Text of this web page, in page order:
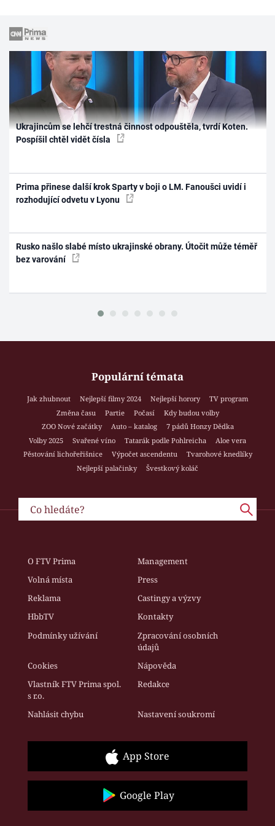
Ukrajincům se lehčí trestná činnost odpouštěla, tvrdí Koten.
Pospíšil chtěl vidět čísla
Prima přinese další krok Sparty v boji o LM. Fanoušci uvidí i
rozhodující odvetu v Lyonu
Rusko našlo slabé místo ukrajinské obrany. Útočit může téměř
bez varování
Populární témata
Jak zhubnout Nejlepší filmy 2024 Nejlepší horory
TV program
Změna času
Partie Počasí
Kdy budou volby
ZOO Nové začátky
Auto – katalog
7 pádů Honzy Dědka
Volby 2025
Svařené víno Tatarák podle Pohlreicha
Aloe vera
Pěstování lichořeřišnice
Výpočet ascendentu
Tvarohové knedlíky
Nejlepší palačinky
Švestkový koláč
O FTV Prima
Management
Volná místa
Press
Reklama
Castingy a výzvy
HbbTV
Kontakty
Podmínky užívání
Zpracování osobních
údajů
Cookies
Nápověda
Vlastník FTV Prima spol.
s r.o.
Redakce
Nahlásit chybu Nastavení soukromí
App Store
Google Play